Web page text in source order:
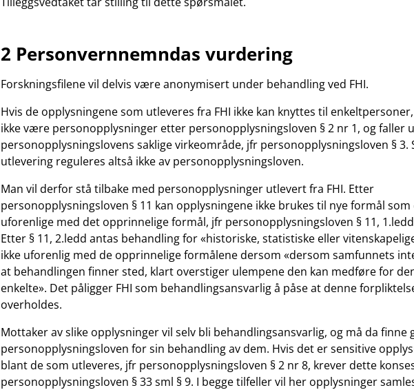
2 Personvernnemndas vurdering
Forskningsfilene vil delvis være anonymisert under behandling ved FHI.
Hvis de opplysningene som utleveres fra FHI ikke kan knyttes til
ikke være personopplysninger etter personopplysningsloven § 2 nr 1, og faller
personopplysningslovens saklige virkeområde, jfr personopplysningsloven § 3.
utlevering reguleres altså ikke av personopplysningsloven.
Man vil derfor stå tilbake med personopplysninger utlevert fra FHI. Etter
personopplysningsloven § 11 kan opplysningene ikke brukes til nye formål som
uforenlige med det opprinnelige formål, jfr personopplysningsloven § 11,
Etter § 11, 2.ledd antas behandling for «historiske, statistiske eller
ikke uforenlig med de opprinnelige formålene dersom «dersom samfunnets
at behandlingen finner sted, klart overstiger ulempene den kan medføre for
enkelte». Det påligger FHI som behandlingsansvarlig å påse at denne
overholdes.
Mottaker av slike opplysninger vil selv bli behandlingsansvarlig, og må da finne
personopplysningsloven for sin behandling av dem. Hvis det er sensitive
blant de som utleveres, jfr personopplysningsloven § 2 nr 8, krever dette
personopplysningsloven § 33 sml § 9. I begge tilfeller vil her opplysninger